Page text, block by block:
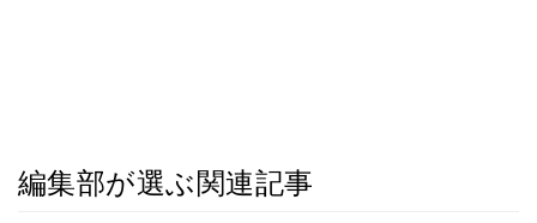
編集部が選ぶ関連記事